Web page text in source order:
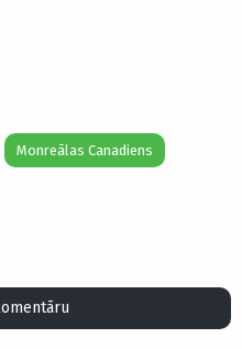
Monreālas Canadiens